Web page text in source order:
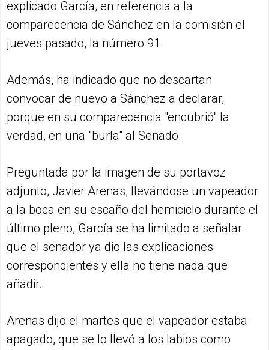
explicado García, en referencia a la
comparecencia de Sánchez en la comisión el
jueves pasado, la número 91.
Además, ha indicado que no descartan
convocar de nuevo a Sánchez a declarar,
porque en su comparecencia "encubrió" la
verdad, en una "burla" al Senado.
Preguntada por la imagen de su portavoz
adjunto, Javier Arenas, llevándose un vapeador
a la boca en su escaño del hemiciclo durante el
último pleno, García se ha limitado a señalar
que el senador ya dio las explicaciones
correspondientes y ella no tiene nada que
añadir.
Arenas dijo el martes que el vapeador estaba
apagado, que se lo llevó a los labios como